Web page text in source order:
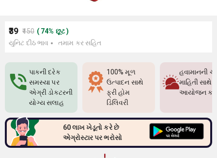
₹39 ₹150 ( 74% છૂટ)
યુનિટ દીઠ ભાવ
તમામ કર સહિત
પાકની દરેક
સમસ્યા પર
એગ્રી ડોક્ટરની
યોગ્ય સલાહ
100% મૂળ
ઉત્પાદન સાથે
ફ્રી હોમ
ડિલિવરી
હવામાનની
માહિતી સાથે
આયોજન
60 લાખ ખેડૂતો કરે છે
એગ્રોસ્ટાર પર ભરોસો